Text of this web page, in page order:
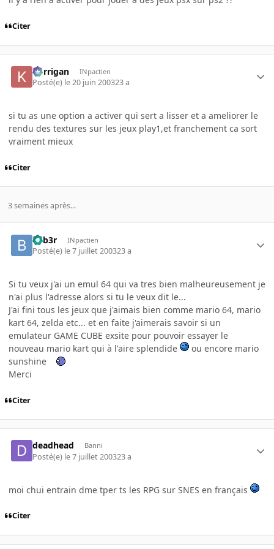
Citer
korrigan INpactien
Posté(e) le 20 juin 200323 a
si tu as une option a activer qui sert a lisser et a ameliorer le
rendu des textures sur les jeux play1,et franchement ca sort
vraiment mieux
Citer
3 semaines après...
beb3r INpactien
Posté(e) le 7 juillet 200323 a
Si tu veux j'ai un emul 64 qui va tres bien malheureusement je
n'ai plus l'adresse alors si tu le veux dit le...
J'ai fini tous les jeux que j'aimais bien comme mario 64, mario
kart 64, zelda etc... et en faite j'aimerais savoir si un
emulateur GAME CUBE exsite pour pouvoir essayer le
nouveau mario kart qui à l'aire splendide
ou encore mario
sunshine
Merci
Citer
deadhead Banni
Posté(e) le 7 juillet 200323 a
moi chui entrain dme tper ts les RPG sur SNES en français
Citer